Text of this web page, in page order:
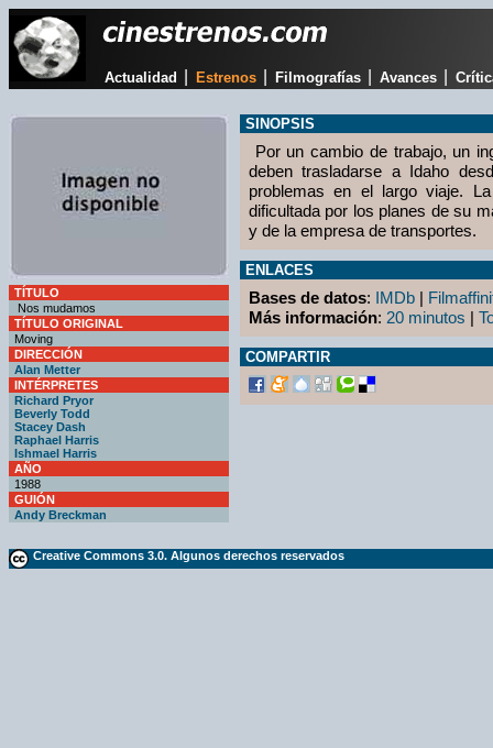
Actualidad Estrenos Filmografías Avances
TÍTULO
Nos mudamos
TÍTULO ORIGINAL
Moving
DIRECCIÓN
Alan Metter
INTÉRPRETES
Richard Pryor
Beverly Todd
Stacey Dash
Raphael Harris
Ishmael Harris
AÑO
1988
GUIÓN
Andy Breckman
SINOPSIS
Por un cambio de trabajo, un
deben trasladarse a Idaho
problemas en el largo viaje.
dificultada por los planes de su
y de la empresa de transportes.
ENLACES
Bases de datos: IMDb |
Más información: 20 minutos |
COMPARTIR
Creative Commons 3.0. Algunos derechos reservados